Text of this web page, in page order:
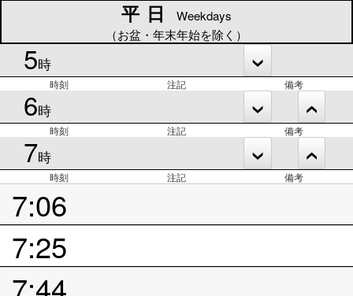
平日
Weekdays
（お盆・年末年始を除く）
5時
時刻 注記 備考
6時
時刻 注記 備考
7時
時刻 注記 備考
7:06
7:25
7:44